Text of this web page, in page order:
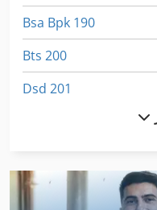
Bsa Bpk 190
Bts 200
Dsd 201
Frm D Midi